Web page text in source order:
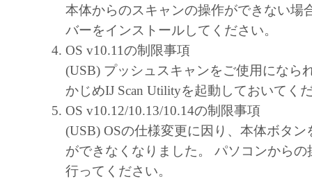
よびキヤノンのライセンサーは、本ソ
に付随または関連して生ずる直接的ま
失、損害等について、いかなる場合に
任を負いません。
ユーザーは、日本国政府または該当国
許可等を得ることなしに、本ソフトウ
一部を、直接または間接に輸出しては
本体からのスキャンの操作ができない場
バーをインストールしてください。
OS v10.11の制限事項
(USB) プッシュスキャンをご使用になら
かじめIJ Scan Utilityを起動しておいてく
OS v10.12/10.13/10.14の制限事項
(USB) OSの仕様変更に因り、本体ボタ
ができなくなりました。 パソコンから
行ってください。